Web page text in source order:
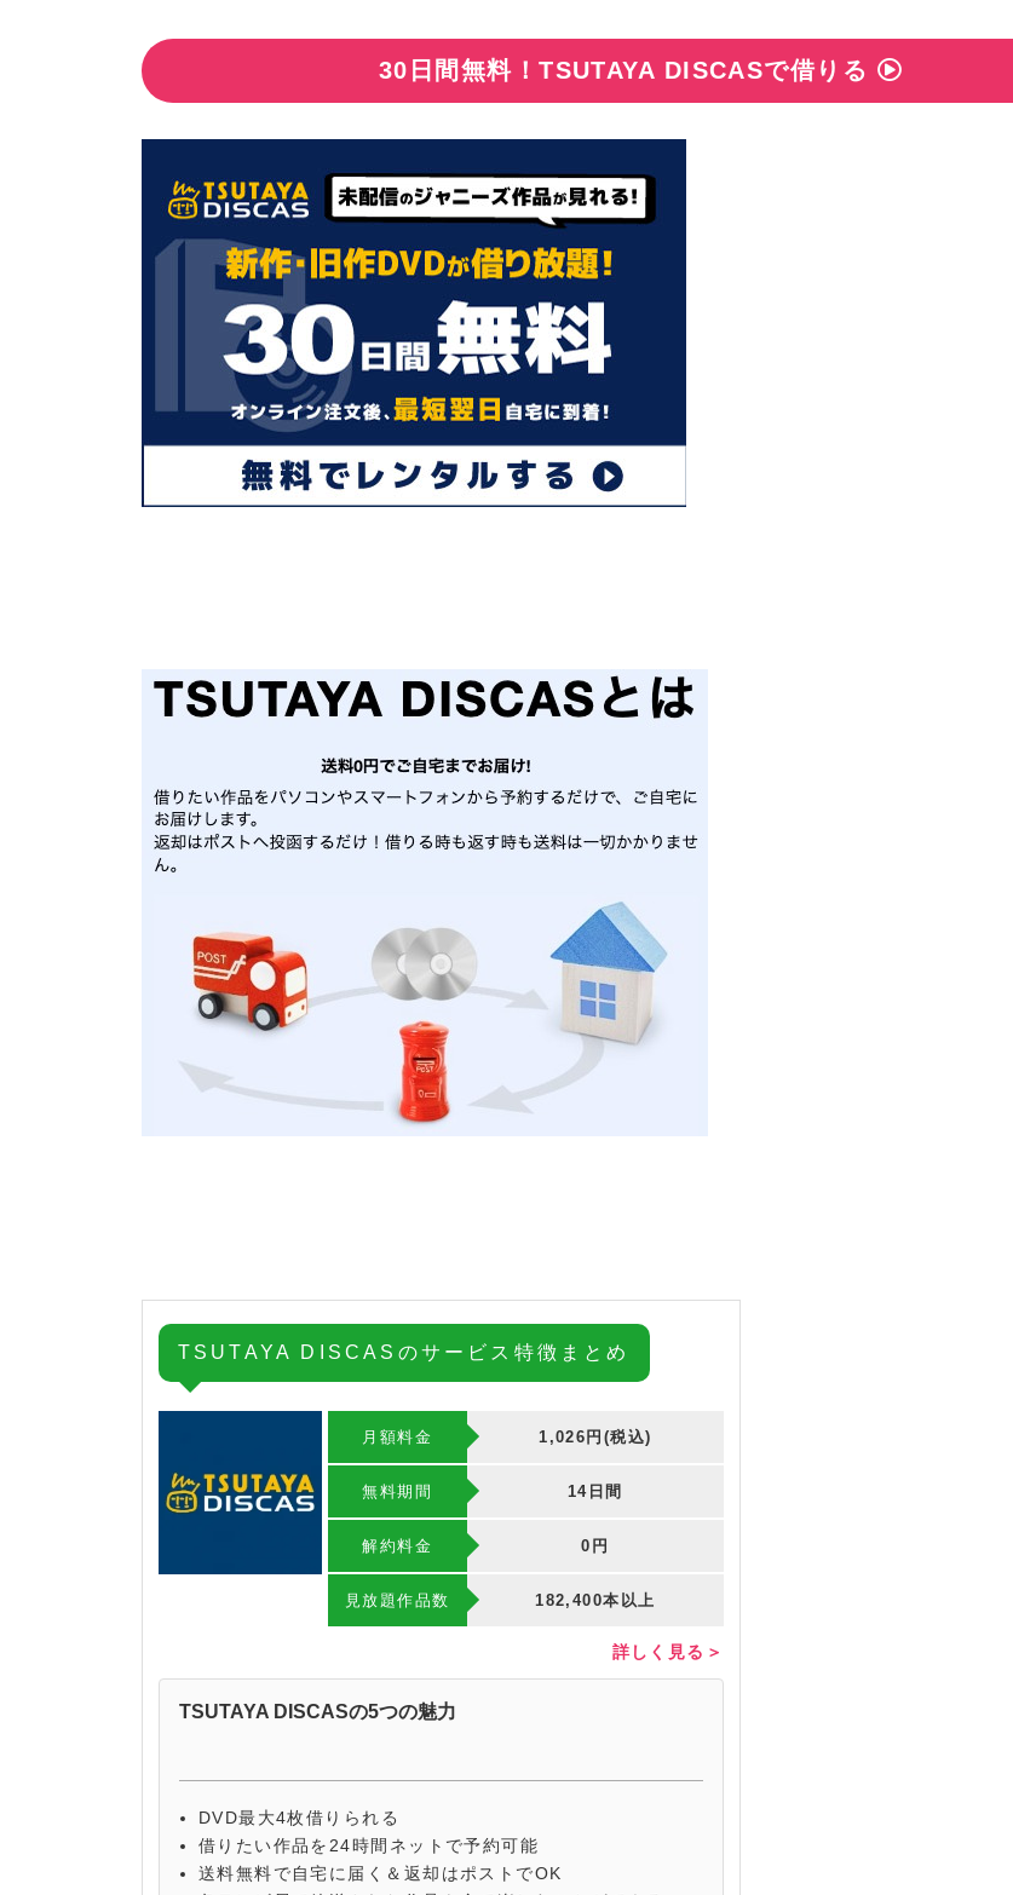
30日間無料！TSUTAYA DISCASで借りる
TSUTAYA DISCASのサービス特徴まとめ
月額料金 1,026円(税込)
無料期間 14日間
解約料⾦ 0円
⾒放題作品数 182,400本以上
詳しく見る＞
TSUTAYA DISCASの5つの魅力
DVD最大4枚借りられる
借りたい作品を24時間ネットで予約可能
送料無料で自宅に届く＆返却はポストでOK